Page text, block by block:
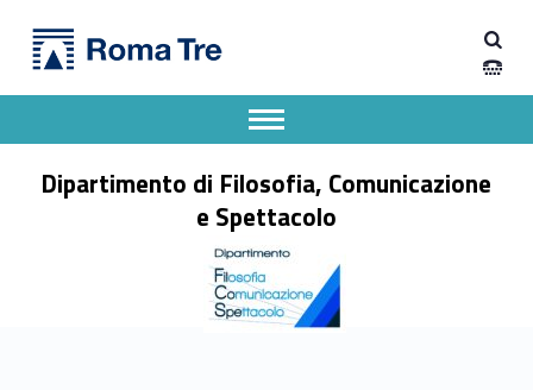
Dipartimento di Filosofia, Comunicazione e Spettacolo
Dipartimento di Filosofia, Comunicazione
e Spettacolo
Apri il menu secondario
Header info sidebar